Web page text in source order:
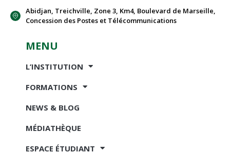
Abidjan, Treichville, Zone 3, Km4, Boulevard de Marseille,
Concession des Postes et Télécommunications
MENU
L’INSTITUTION
FORMATIONS
NEWS & BLOG
MÉDIATHÈQUE
ESPACE ÉTUDIANT